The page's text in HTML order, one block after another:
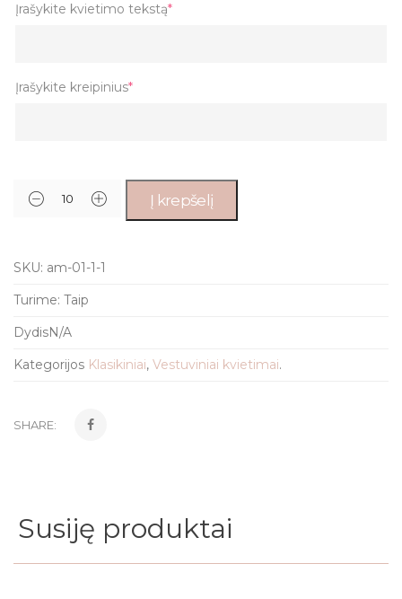
Įrašykite kvietimo tekstą*
Įrašykite kreipinius*
Į krepšelį
SKU: am-01-1-1
Turime: Taip
DydisN/A
Kategorijos Klasikiniai, Vestuviniai kvietimai.
SHARE:
Susiję produktai